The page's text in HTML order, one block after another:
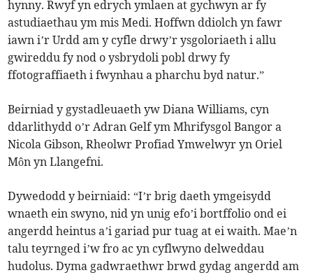
hynny. Rwyf yn edrych ymlaen at gychwyn ar fy
astudiaethau ym mis Medi. Hoffwn ddiolch yn fawr
iawn i’r Urdd am y cyfle drwy’r ysgoloriaeth i allu
gwireddu fy nod o ysbrydoli pobl drwy fy
ffotograffiaeth i fwynhau a pharchu byd natur.”
Beirniad y gystadleuaeth yw Diana Williams, cyn
ddarlithydd o’r Adran Gelf ym Mhrifysgol Bangor a
Nicola Gibson, Rheolwr Profiad Ymwelwyr yn Oriel
Môn yn Llangefni.
Dywedodd y beirniaid: “I’r brig daeth ymgeisydd
wnaeth ein swyno, nid yn unig efo’i bortffolio ond ei
angerdd heintus a’i gariad pur tuag at ei waith. Mae’n
talu teyrnged i’w fro ac yn cyflwyno delweddau
hudolus. Dyma gadwraethwr brwd gydag angerdd am